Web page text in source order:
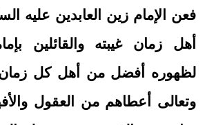
فعن الإمام زين العابدين عليه
أهل زمان غيبته والقائلين
لظهوره أفضل من أهل كل زمان،
وتعالى أعطاهم من العقول